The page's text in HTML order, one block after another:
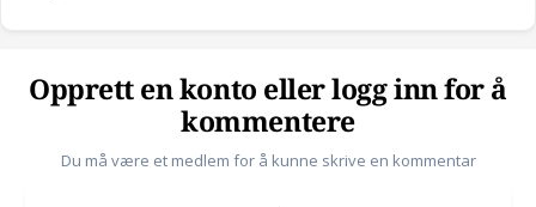
Opprett en konto eller logg inn for å
kommentere
Du må være et medlem for å kunne skrive en kommentar